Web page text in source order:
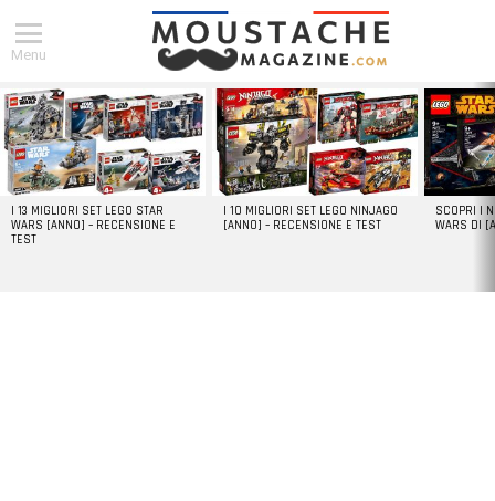
Menu
DERNIERS
ARTICLES
I 13 MIGLIORI SET LEGO STAR
WARS [ANNO] – RECENSIONE E
TEST
I 10 MIGLIORI SET LEGO NINJAGO
[ANNO] – RECENSIONE E TEST
SCOPRI I
WARS DI